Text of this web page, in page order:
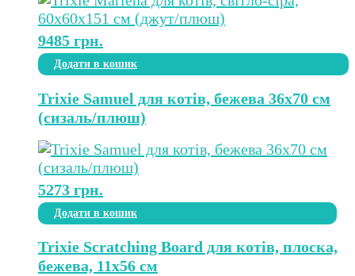
9485 грн.
Додати в кошик
Trixie Samuel для котів, бежева 36х70 см
(сизаль/плюш)
5273 грн.
Додати в кошик
Trixie Scratching Board для котів, плоска,
бежева, 11х56 см